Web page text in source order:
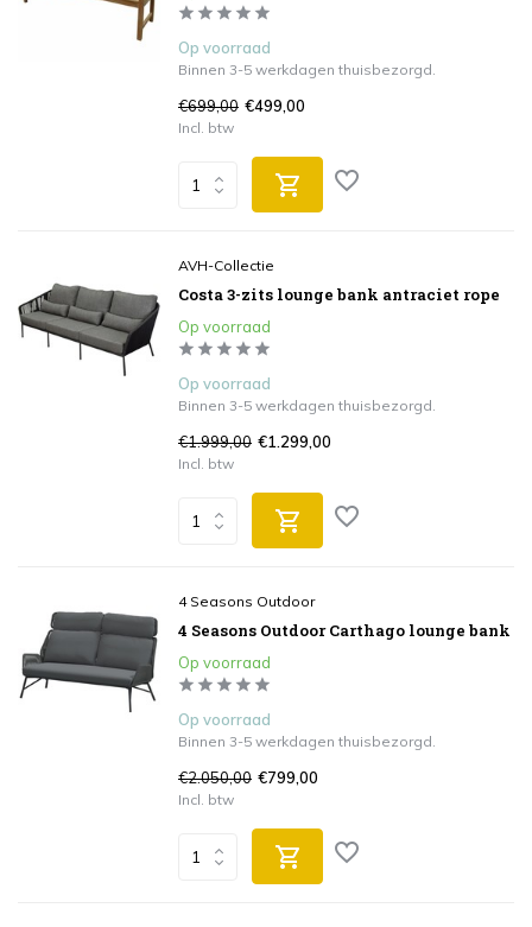
Op voorraad
Binnen 3-5 werkdagen thuisbezorgd.
€699,00 €499,00
Incl. btw
AVH-Collectie
Costa 3-zits lounge bank antraciet rope
Op voorraad
Op voorraad
Binnen 3-5 werkdagen thuisbezorgd.
€1.999,00 €1.299,00
Incl. btw
4 Seasons Outdoor
4 Seasons Outdoor Carthago lounge bank
Op voorraad
Op voorraad
Binnen 3-5 werkdagen thuisbezorgd.
€2.050,00 €799,00
Incl. btw